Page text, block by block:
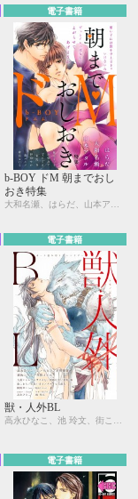
電子書籍
b-BOY ドM 朝までおし
おき特集
大和名瀬、はらだ、山本アタル、桜井りょう、羽柴みず、宝井さき、瀧ハジメ、伊東せか、東野 海、峰島なわこ
電子書籍
獣・人外BL
電子書籍